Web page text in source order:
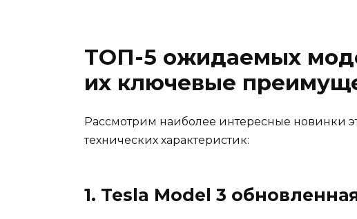
ТОП-5 ожидаемых
их ключевые
Рассмотрим наиболее интересные новинки
технических характеристик:
1. Tesla Model 3